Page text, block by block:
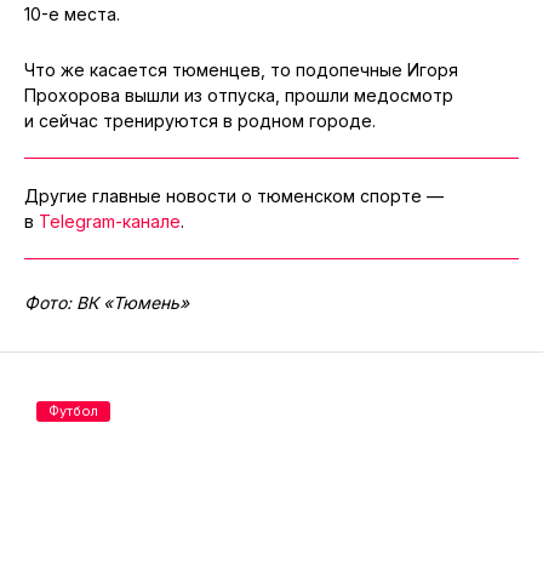
10-е места.
Что же касается тюменцев, то подопечные Игоря
Прохорова вышли из отпуска, прошли медосмотр
и сейчас тренируются в родном городе.
Другие главные новости о тюменском спорте —
в Telegram-канале.
Фото: ВК «Тюмень»
Футбол